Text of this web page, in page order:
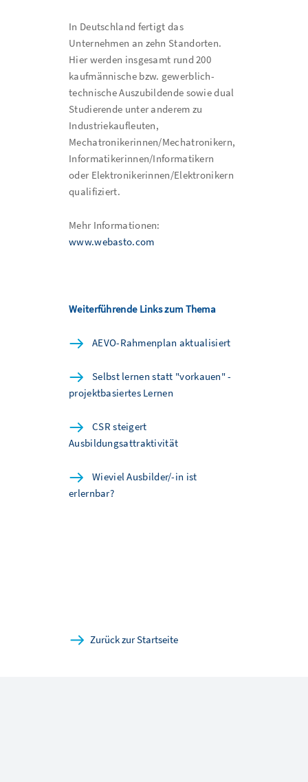
In Deutschland fertigt das
Unternehmen an zehn Standorten.
Hier werden insgesamt rund 200
kaufmännische bzw. gewerblich-
technische Auszubildende sowie dual
Studierende unter anderem zu
Industriekaufleuten,
Mechatronikerinnen/Mechatronikern,
Informatikerinnen/Informatikern
oder Elektronikerinnen/Elektronikern
qualifiziert.
Mehr Informationen:
www.webasto.com
Weiterführende Links zum Thema
AEVO-Rahmenplan aktualisiert
Selbst lernen statt "vorkauen" -
projektbasiertes Lernen
CSR steigert
Ausbildungsattraktivität
Wieviel Ausbilder/-in ist
erlernbar?
Zurück zur Startseite